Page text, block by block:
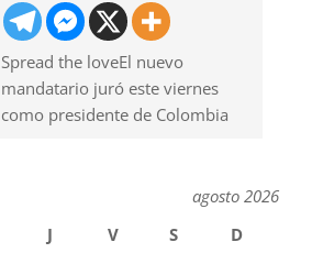
Spread the loveEl nuevo
mandatario juró este viernes
como presidente de Colombia
agosto 2026
J V S
D